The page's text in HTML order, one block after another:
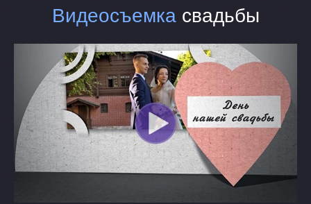
Видеосъемкасвадьбы